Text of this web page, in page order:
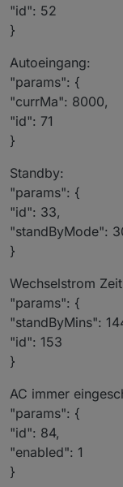
"id": 52
}
Autoeingang:
"params": {
"currMa": 8000,
"id": 71
}
Standby:
"params": {
"id": 33,
"standByMode":
}
Wechselstrom
"params": {
"standByMins":
"id": 153
}
AC immer
"params": {
"id": 84,
"enabled": 1
}